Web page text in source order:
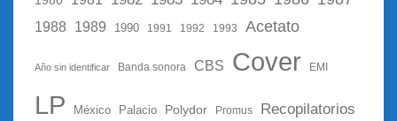
1988 1989 1990 1991 1992 1993 Acetato
Año sin identificar Banda sonora CBS Cover EMI
LP México Palacio Polydor Promus Recopilatorios